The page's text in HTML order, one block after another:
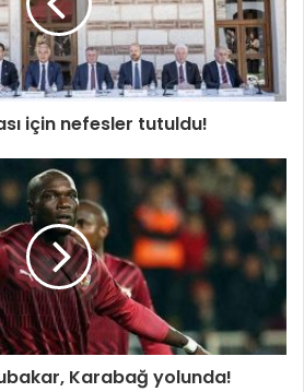
için nefesler tutuldu!
Karabağ yolunda!